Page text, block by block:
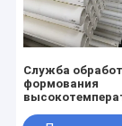
Служба
формования